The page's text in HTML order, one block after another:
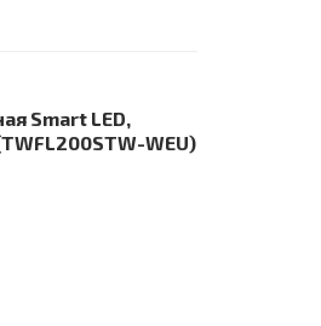
Smart LED,
WEU)